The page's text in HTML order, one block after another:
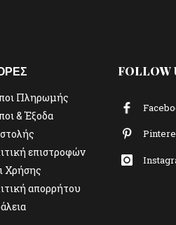
Πληρωμής
& Έξοδα
επιστροφών
Χρήσης
απορρήτου
FOLLOW